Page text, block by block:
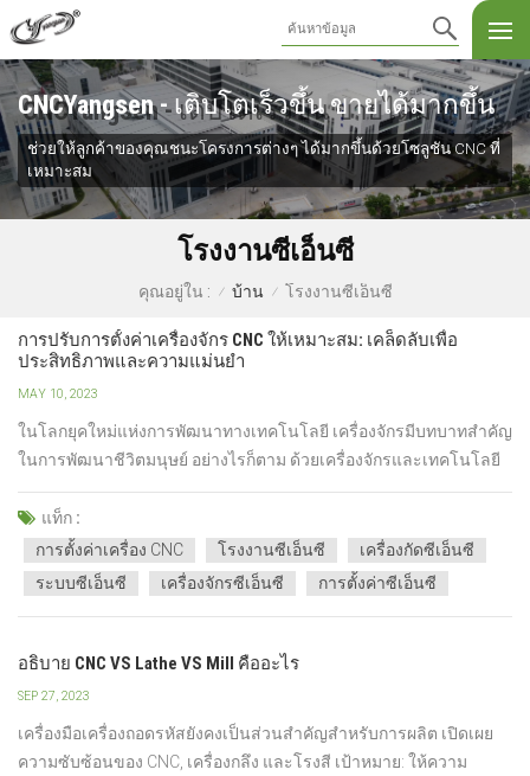
CNCYangsen - เติบโตเร็วขึ้น ขายได้มากขึ้น
ช่วยให้ลูกค้าของคุณชนะโครงการต่างๆ ได้มากขึ้นด้วยโซลูชัน CNC ที่
เหมาะสม
โรงงานซีเอ็นซี
คุณอยู่ใน : / บ้าน / โรงงานซีเอ็นซี
การปรับการตั้งค่าเครื่องจักร CNC ให้เหมาะสม: เคล็ดลับเพื่อ
ประสิทธิภาพและความแม่นยำ
MAY 10, 2023
ในโลกยุคใหม่แห่งการพัฒนาทางเทคโนโลยี เครื่องจักรมีบทบาทสำคัญ
ในการพัฒนาชีวิตมนุษย์ อย่างไรก็ตาม ด้วยเครื่องจักรและเทคโนโลยี
มากมาย การค้นหาผลิตภัณฑ์ที่เหมาะสมและใช้งานอย่างมี
ประสิทธิภาพอาจเป็นเรื่องยาก เว้นแต่คุณจะรู้แน่ชัดว่าคุณต้องการ
อะไร สิ่งนี้นำไปใช้กับอุตสาหกรรมเครื่องจักรกลซีเอ็นซีมากขึ้น คุณ
จำ...
แท็ก :
การตั้งค่าเครื่อง CNC
โรงงานซีเอ็นซี
เครื่องกัดซีเอ็นซี
ระบบซีเอ็นซี
เครื่องจักรซีเอ็นซี การตั้งค่าซีเอ็นซี
อธิบาย CNC VS Lathe VS Mill คืออะไร
SEP 27, 2023
เครื่องมือเครื่องถอดรหัสยังคงเป็นส่วนสำคัญสำหรับการผลิต เปิดเผย
ความซับซ้อนของ CNC, เครื่องกลึง และโรงสี เป้าหมาย: ให้ความ